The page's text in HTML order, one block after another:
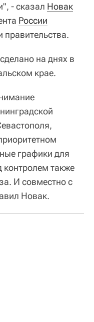
- сказал Новак
России
на днях в
крае.
графики для
контролем также
И совместно с
Новак.